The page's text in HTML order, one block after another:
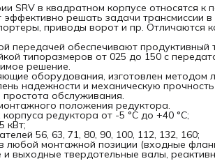
SRV в квадратном корпусе относятся
решать задачи трансмиссии
приводы ворот и пр. Отличаются
передачей обеспечивают
типоразмеров от 025 до 150 с
решение.
оборудования, изготовлен методом
надежности и механическую прочность
обслуживания.
положения редуктора.
редуктора от -5 °C до +40 °C;
кВт;
56, 63, 71, 80, 90, 100, 112, 132, 160;
любой монтажной позиции (входные
выходные твердотельные валы,